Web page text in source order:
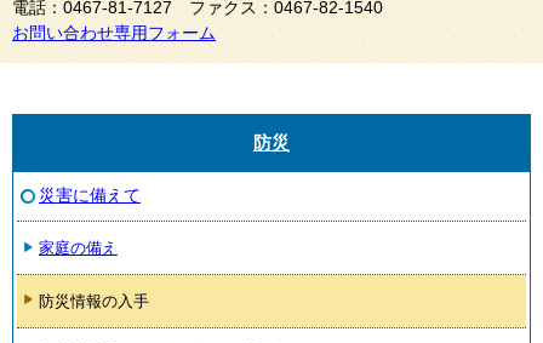
電話：0467-81-7127 ファクス：0467-82-1540
お問い合わせ専用フォーム
防災
災害に備えて
家庭の備え
防災情報の入手